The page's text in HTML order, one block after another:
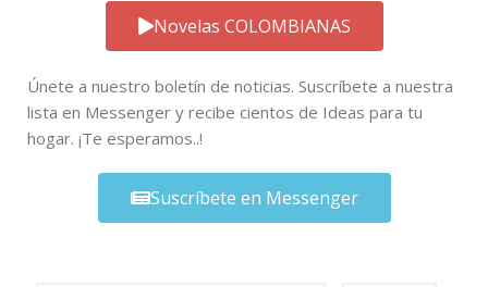
Novelas COLOMBIANAS
Únete a nuestro boletín de noticias. Suscríbete a nuestra
lista en Messenger y recibe cientos de Ideas para tu
hogar. ¡Te esperamos..!
Suscríbete en Messenger